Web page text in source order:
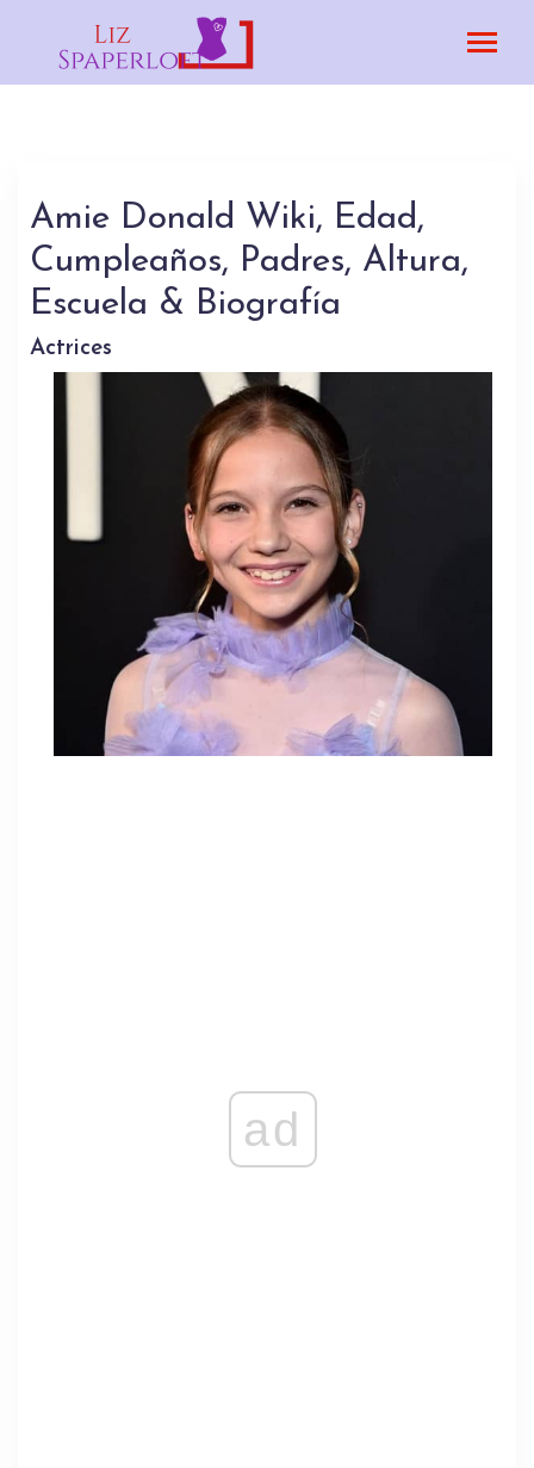
Amie Donald Wiki, Edad,
Cumpleaños, Padres, Altura,
Escuela & Biografía
Actrices
ad